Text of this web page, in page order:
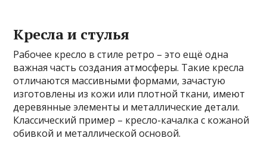
Кресла и стулья
Рабочее кресло в стиле ретро – это ещё одна
важная часть создания атмосферы. Такие кресла
отличаются массивными формами, зачастую
изготовлены из кожи или плотной ткани, имеют
деревянные элементы и металлические детали.
Классический пример – кресло-качалка с кожаной
обивкой и металлической основой.